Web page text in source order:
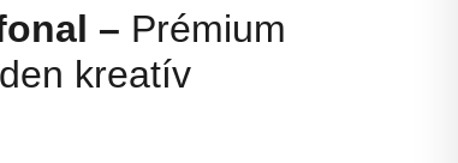
– Prémium
kreatív